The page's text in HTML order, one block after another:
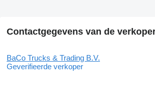
Contactgegevens van de
BaCo Trucks & Trading B.V.
Geverifieerde verkoper